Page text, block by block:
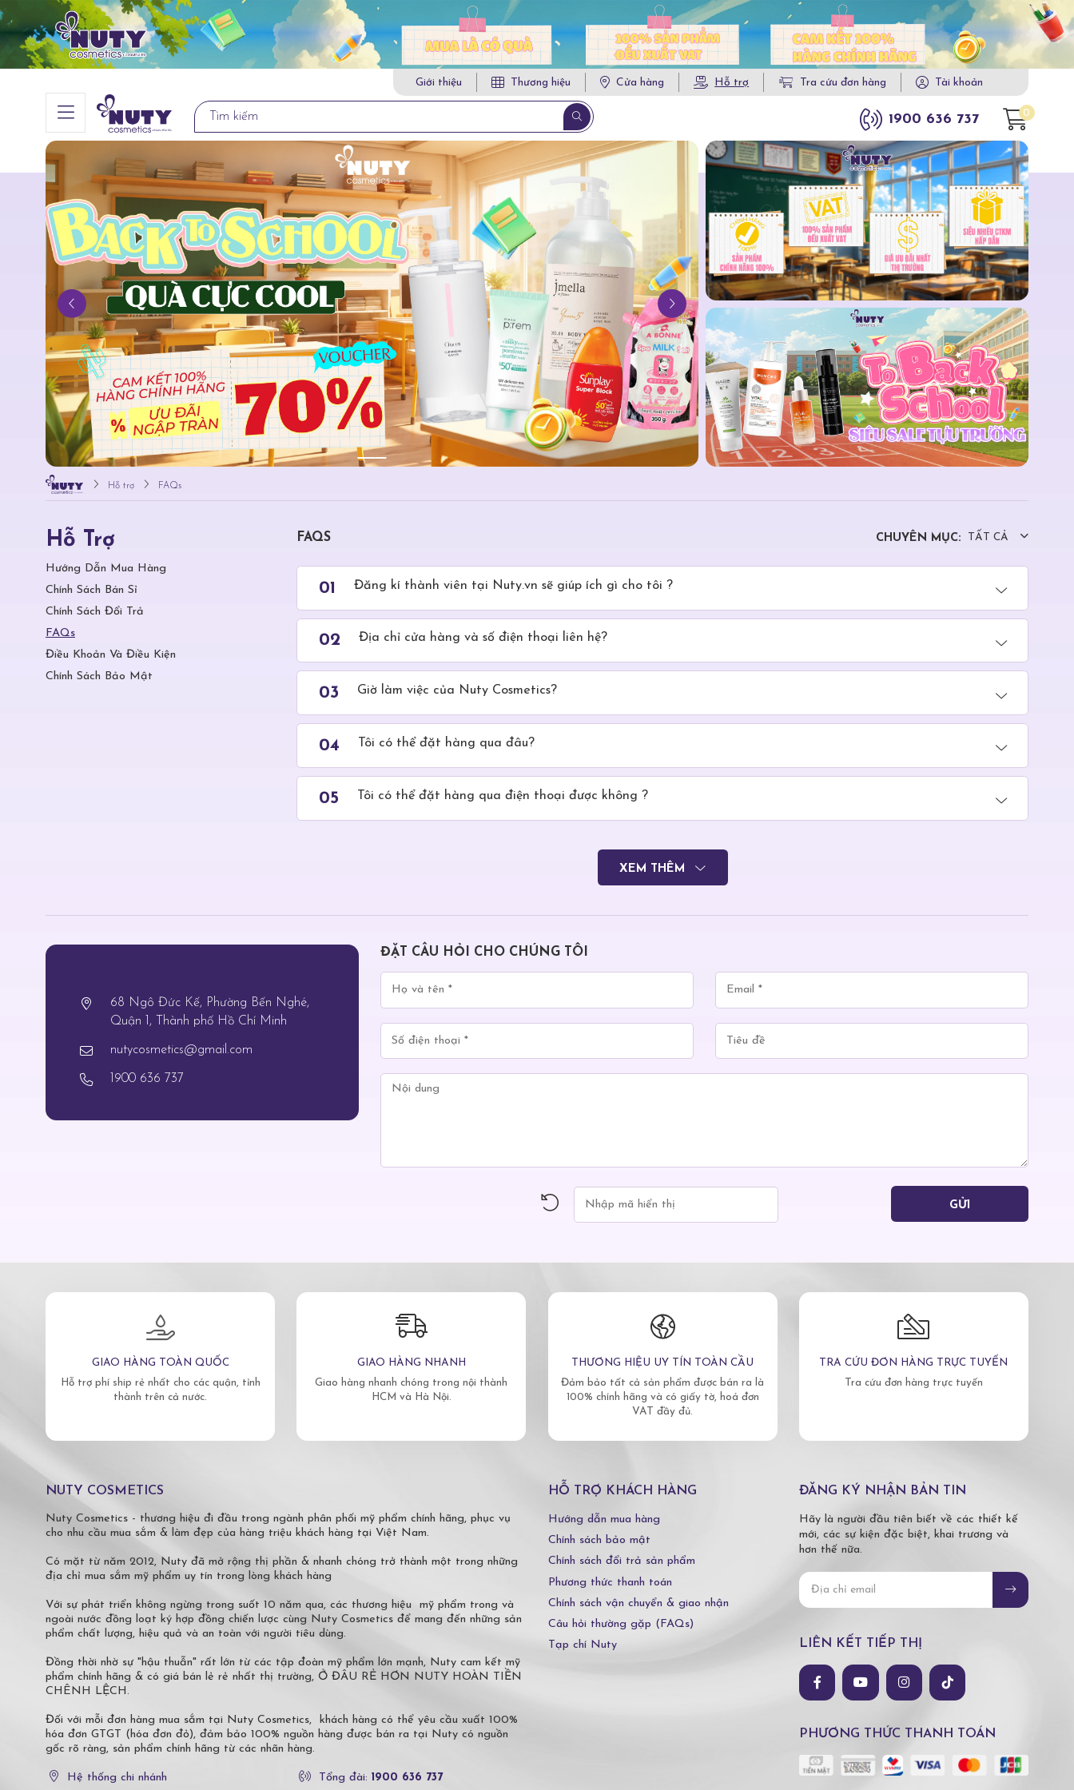
Giới thiệu Thương hiệu Cửa hàng Hỗ trợ Tra cứu đơn hàng Tài khoản
1900 636 737 0
Hỗ trợ FAQs
Hỗ Trợ
Hướng Dẫn Mua Hàng
Chính Sách Bán Sỉ
Chính Sách Đổi Trả
FAQs
Điều Khoản Và Điều Kiện
Chính Sách Bảo Mật
FAQS CHUYÊN MỤC: TẤT CẢ
Đăng kí thành viên tại Nuty.vn sẽ giúp ích gì cho tôi ?
Địa chỉ cửa hàng và số điện thoại liên hệ?
Giờ làm việc của Nuty Cosmetics?
Tôi có thể đặt hàng qua đâu?
Tôi có thể đặt hàng qua điện thoại được không ?
XEM THÊM
68 Ngô Đức Kế, Phường Bến Nghé,
Quận 1, Thành phố Hồ Chí Minh
nutycosmetics@gmail.com
1900 636 737
ĐẶT CÂU HỎI CHO CHÚNG TÔI
GIAO HÀNG TOÀN QUỐC
Hỗ trợ phí ship rẻ nhất cho các quận, tỉnh
thành trên cả nước.
GIAO HÀNG NHANH
Giao hàng nhanh chóng trong nội thành
HCM và Hà Nội.
THƯƠNG HIỆU UY TÍN TOÀN CẦU
Đảm bảo tất cả sản phẩm được bán ra là
100% chính hãng và có giấy tờ, hoá đơn
VAT đầy đủ.
TRA CỨU ĐƠN HÀNG TRỰC TUYẾN
Tra cứu đơn hàng trực tuyến
NUTY COSMETICS
Nuty Cosmetics - thương hiệu đi đầu trong ngành phân phối mỹ phẩm chính hãng, phục vụ
cho nhu cầu mua sắm & làm đẹp của hàng triệu khách hàng tại Việt Nam.
Có mặt từ năm 2012, Nuty đã mở rộng thị phần & nhanh chóng trở thành một trong những
địa chỉ mua sắm mỹ phẩm uy tín trong lòng khách hàng
Với sự phát triển không ngừng trong suốt 10 năm qua, các thương hiệu mỹ phẩm trong và
ngoài nước đồng loạt ký hợp đồng chiến lược cùng Nuty Cosmetics để mang đến những sản
phẩm chất lượng, hiệu quả và an toàn với người tiêu dùng.
Đồng thời nhờ sự "hậu thuẫn" rất lớn từ các tập đoàn mỹ phẩm lớn mạnh, Nuty cam kết mỹ
phẩm chính hãng & có giá bán lẻ rẻ nhất thị trường, Ở ĐÂU RẺ HƠN NUTY HOÀN TIỀN
CHÊNH LỆCH.
Đối với mỗi đơn hàng mua sắm tại Nuty Cosmetics, khách hàng có thể yêu cầu xuất 100%
hóa đơn GTGT (hóa đơn đỏ), đảm bảo 100% nguồn hàng được bán ra tại Nuty có nguồn
gốc rõ ràng, sản phẩm chính hãng từ các nhãn hàng.
Hệ thống chi nhánh Tổng đài: 1900 636 737
HỖ TRỢ KHÁCH HÀNG
Hướng dẫn mua hàng
Chính sách bảo mật
Chính sách đổi trả sản phẩm
Phương thức thanh toán
Chính sách vận chuyển & giao nhận
Câu hỏi thường gặp (FAQs)
Tạp chí Nuty
ĐĂNG KÝ NHẬN BẢN TIN
Hãy là người đầu tiên biết về các thiết kế
mới, các sự kiện đặc biệt, khai trương và
hơn thế nữa.
LIÊN KẾT TIẾP THỊ
PHƯƠNG THỨC THANH TOÁN